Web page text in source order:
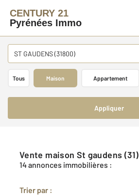
CENTURY 21
Pyrénées Immo
ST GAUDENS (31800)
Tous Maison Appartement
Appliquer
Vente maison St gaudens (31)
14 annonces immobilières :
Trier par :